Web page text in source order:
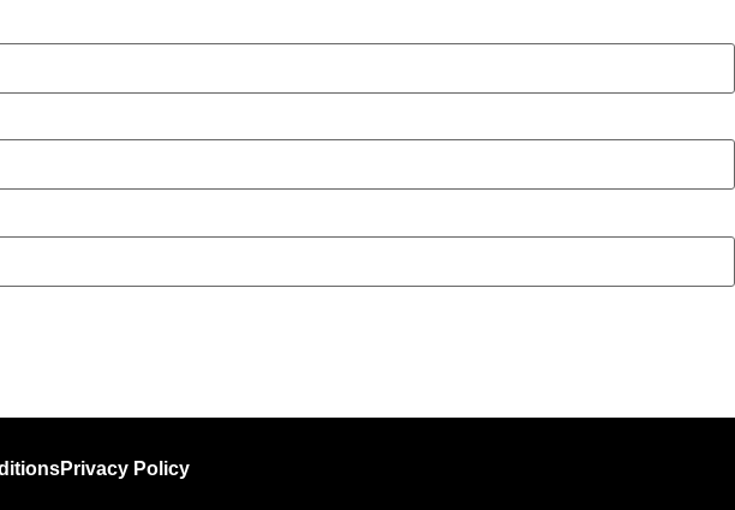
Privacy Policy